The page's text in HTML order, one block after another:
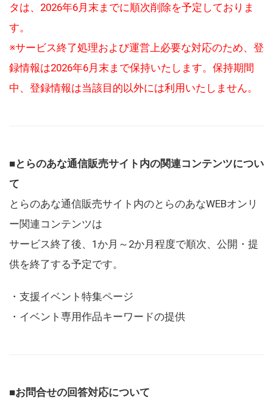
タは、2026年6月末までに順次削除を予定しておりま
す。
※サービス終了処理および運営上必要な対応のため、登
録情報は2026年6月末まで保持いたします。保持期間
中、登録情報は当該目的以外には利用いたしません。
■とらのあな通信販売サイト内の関連コンテンツについ
て
とらのあな通信販売サイト内のとらのあなWEBオンリ
ー関連コンテンツは
サービス終了後、1か月～2か月程度で順次、公開・提
供を終了する予定です。
・支援イベント特集ページ
・イベント専用作品キーワードの提供
■お問合せの回答対応について